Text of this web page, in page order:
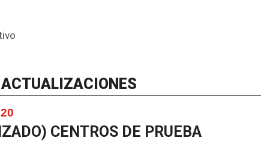
CENTROS DE PRUEBA